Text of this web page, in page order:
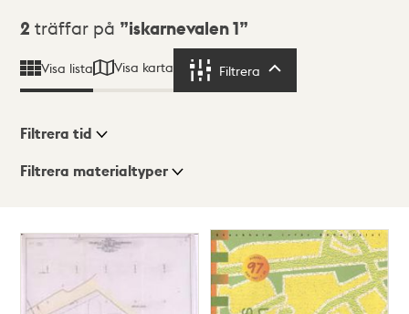
Sökresultat
2 träffar på iskarnevalen 1
Visa lista Visa karta Filtrera
Visningsläge
Lista
Filtrera tid
Filtrera materialtyper
träffar